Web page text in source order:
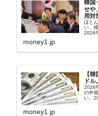
韓国
せや
用対
ほと
い、
2026
上、
money1.jp
【
ド
2026
の外
い。
money1.jp